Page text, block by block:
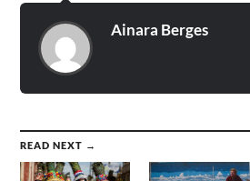
Ainara Berges
READ NEXT →